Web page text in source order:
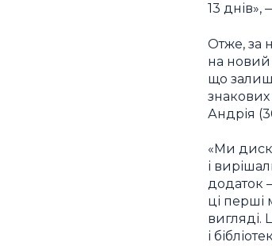
13
Отже, за
на новий
що
знакових
Андрія
«Ми
і
додаток
ці перші
вигляді.
і